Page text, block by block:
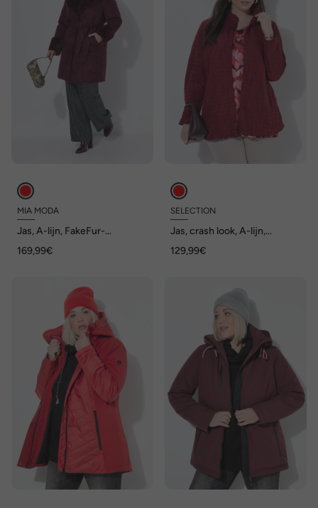
MIA MODA
Jas, A-lijn, FakeFur-
169,99€
SELECTION
Jas, crash look, A-lijn,
mouwen
129,99€